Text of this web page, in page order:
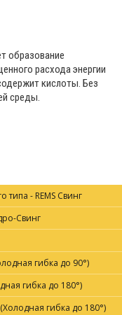
образование
расхода энергии
кислоты. Без
среды.
- REMS Свинг
Свинг
гибка до 90°)
гибка до 180°)
гибка до 180°)